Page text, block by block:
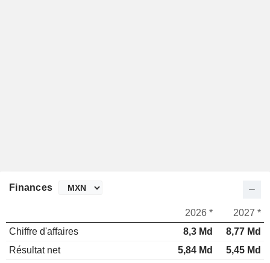
Finances
2026 *
2027 *
Chiffre d'affaires
8,3 Md
8,77 Md
Résultat net
5,84 Md
5,45 Md